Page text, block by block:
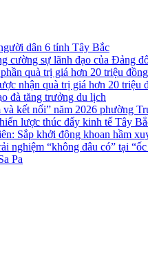
dân 6 tỉnh Tây Bắc
cường sự lãnh đạo của Đảng
quà trị giá hơn 20 triệu đồng
nhận quà trị giá hơn 20 triệu
đà tăng trưởng du lịch
kết nối” năm 2026 phường
lược thúc đẩy kinh tế Tây
Sắp khởi động khoan hầm
nghiệm “không đâu có” tại “ốc
Pa